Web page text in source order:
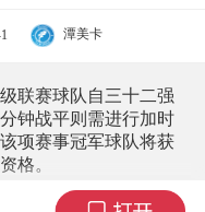
潭美卡
联赛球队自三十二强
钟战平则需进行加时
项赛事冠军球队将获
格。